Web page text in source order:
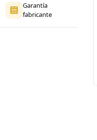
Garantía
fabricante